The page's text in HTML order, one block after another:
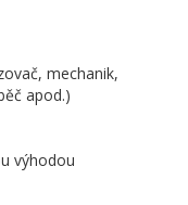
mechanik,
apod.)
výhodou